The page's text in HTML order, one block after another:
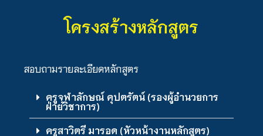
โครงสร้างหลักสูตร
สอบถามรายละเอียดหลักสูตร
ครูจุฬาลักษณ์ คุปตรัตน์ (รองผู้อำนวยการ
ฝ่ายวิชาการ)
ครูสาวิตรี มารอด (หัวหน้างานหลักสูตร)